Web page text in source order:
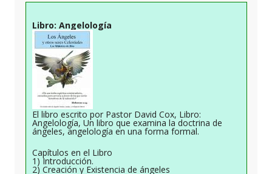
Libro: Angelología
El libro escrito por Pastor David Cox, Libro:
Angelología, Un libro que examina la doctrina de
ángeles, angelología en una forma formal.
Capítulos en el Libro
1) Introducción.
2) Creación y Existencia de ángeles